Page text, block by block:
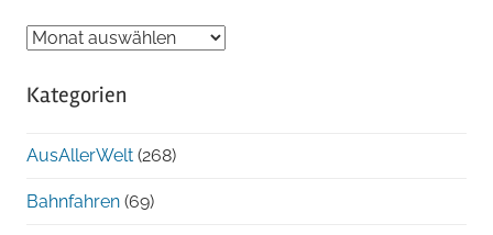
Blog-
chronologisch
Kategorien
AusAllerWelt (268)
Bahnfahren (69)